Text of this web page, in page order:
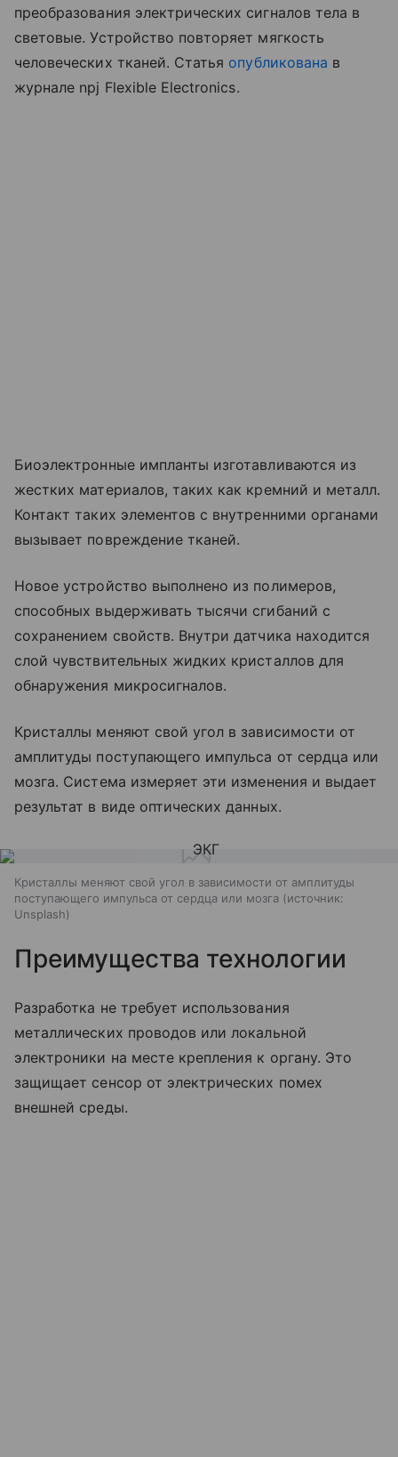
преобразования электрических сигналов тела в
световые. Устройство повторяет мягкость
человеческих тканей. Статья опубликована в
журнале npj Flexible Electronics.
Биоэлектронные импланты изготавливаются из
жестких материалов, таких как кремний и металл.
Контакт таких элементов с внутренними органами
вызывает повреждение тканей.
Новое устройство выполнено из полимеров,
способных выдерживать тысячи сгибаний с
сохранением свойств. Внутри датчика находится
слой чувствительных жидких кристаллов для
обнаружения микросигналов.
Кристаллы меняют свой угол в зависимости от
амплитуды поступающего импульса от сердца или
мозга. Система измеряет эти изменения и выдает
результат в виде оптических данных.
Кристаллы меняют свой угол в зависимости от амплитуды
поступающего импульса от сердца или мозга
источник:
Unsplash
Преимущества технологии
Разработка не требует использования
металлических проводов или локальной
электроники на месте крепления к органу. Это
защищает сенсор от электрических помех
внешней среды.